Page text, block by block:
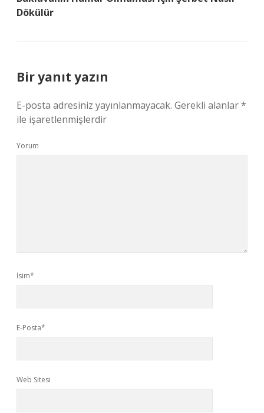
Dökülür
Bir yanıt yazın
E-posta adresiniz yayınlanmayacak. Gerekli alanlar*
ile işaretlenmişlerdir
Yorum
İsim*
E-Posta*
Web Sitesi